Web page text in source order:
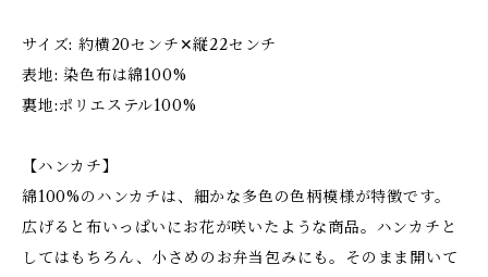
サイズ: 約横20センチ✕縦22センチ
表地: 染色布は綿100%
裏地:ポリエステル100%
【ハンカチ】
綿100%のハンカチは、細かな多色の色柄模様が特徴です。
広げると布いっぱいにお花が咲いたような商品。ハンカチと
してはもちろん、小さめのお弁当包みにも。そのまま開いて